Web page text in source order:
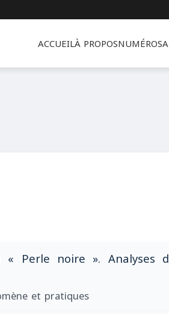
ACCUEILÀ PROPOSNUMÉROS
« Perle noire ». Analyses
et pratiques